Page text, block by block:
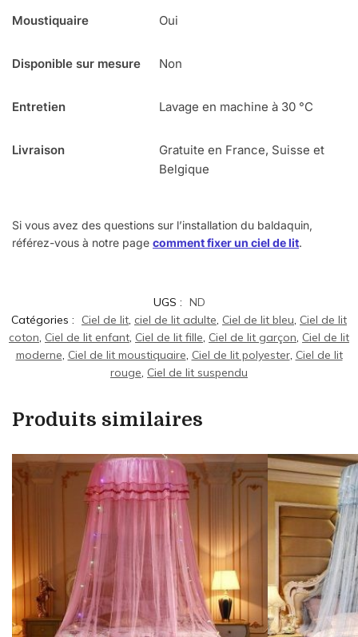
Moustiquaire Oui
Disponible sur mesure Non
Entretien Lavage en machine à 30 °C
Livraison
Gratuite en France, Suisse et
Belgique
Si vous avez des questions sur l’installation du baldaquin,
référez-vous à notre page comment fixer un ciel de lit.
UGS : ND
Catégories :
Ciel de lit, ciel de lit adulte, Ciel de lit bleu, Ciel de lit
coton, Ciel de lit enfant, Ciel de lit fille, Ciel de lit garçon, Ciel de lit
moderne, Ciel de lit moustiquaire, Ciel de lit polyester, Ciel de lit
rouge, Ciel de lit suspendu
Produits similaires